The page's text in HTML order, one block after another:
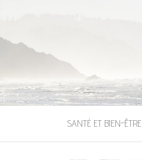
SANTÉ ET BIEN-ÊTRE